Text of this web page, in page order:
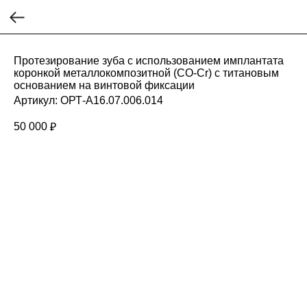
Протезирование зуба с использованием имплантата
коронкой металлокомпозитной (СO-Cr) с титановым
основанием на винтовой фиксации
Артикул: ОРТ-A16.07.006.014
50 000 ₽